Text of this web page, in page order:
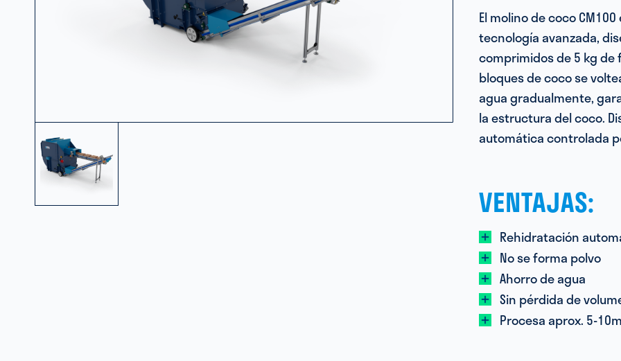
El molino de coco
tecnología avanzada,
comprimidos de 5 kg de
bloques de coco se
agua gradualmente,
la estructura del coco.
automática controlada
VENTAJAS:
Rehidratación
No se forma polvo
Ahorro de agua
Sin pérdida de
Procesa aprox. 5-